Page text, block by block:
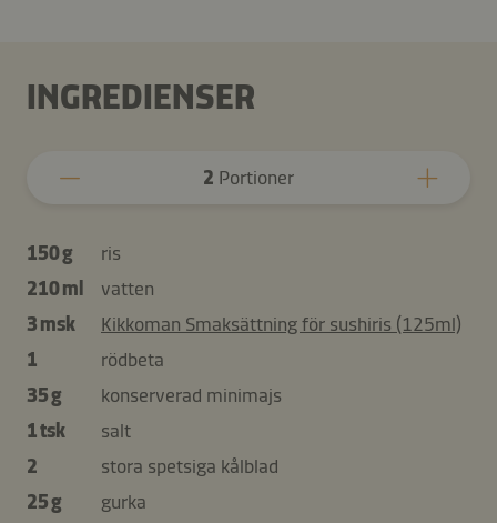
INGREDIENSER
2 Portioner
150 g
ris
210 ml
vatten
3 msk
Kikkoman Smaksättning för sushiris (125ml)
1
rödbeta
35 g
konserverad minimajs
1 tsk
salt
2
stora spetsiga kålblad
25 g
gurka